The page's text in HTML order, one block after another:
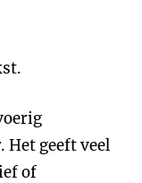
Het geeft veel
of